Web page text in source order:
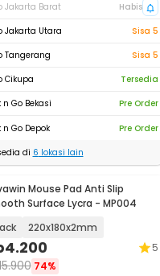
Jakarta Barat
Habis
Jakarta Utara
Sisa 5
Tangerang
Sisa 5
Cikupa
Tersedia
n Go Bekasi
Pre Order
n Go Depok
Pre Order
di 6 lokasi lain
Mouse Pad Anti Slip
Surface Lycra - MP004
220x180x2mm
4.200
74%
5